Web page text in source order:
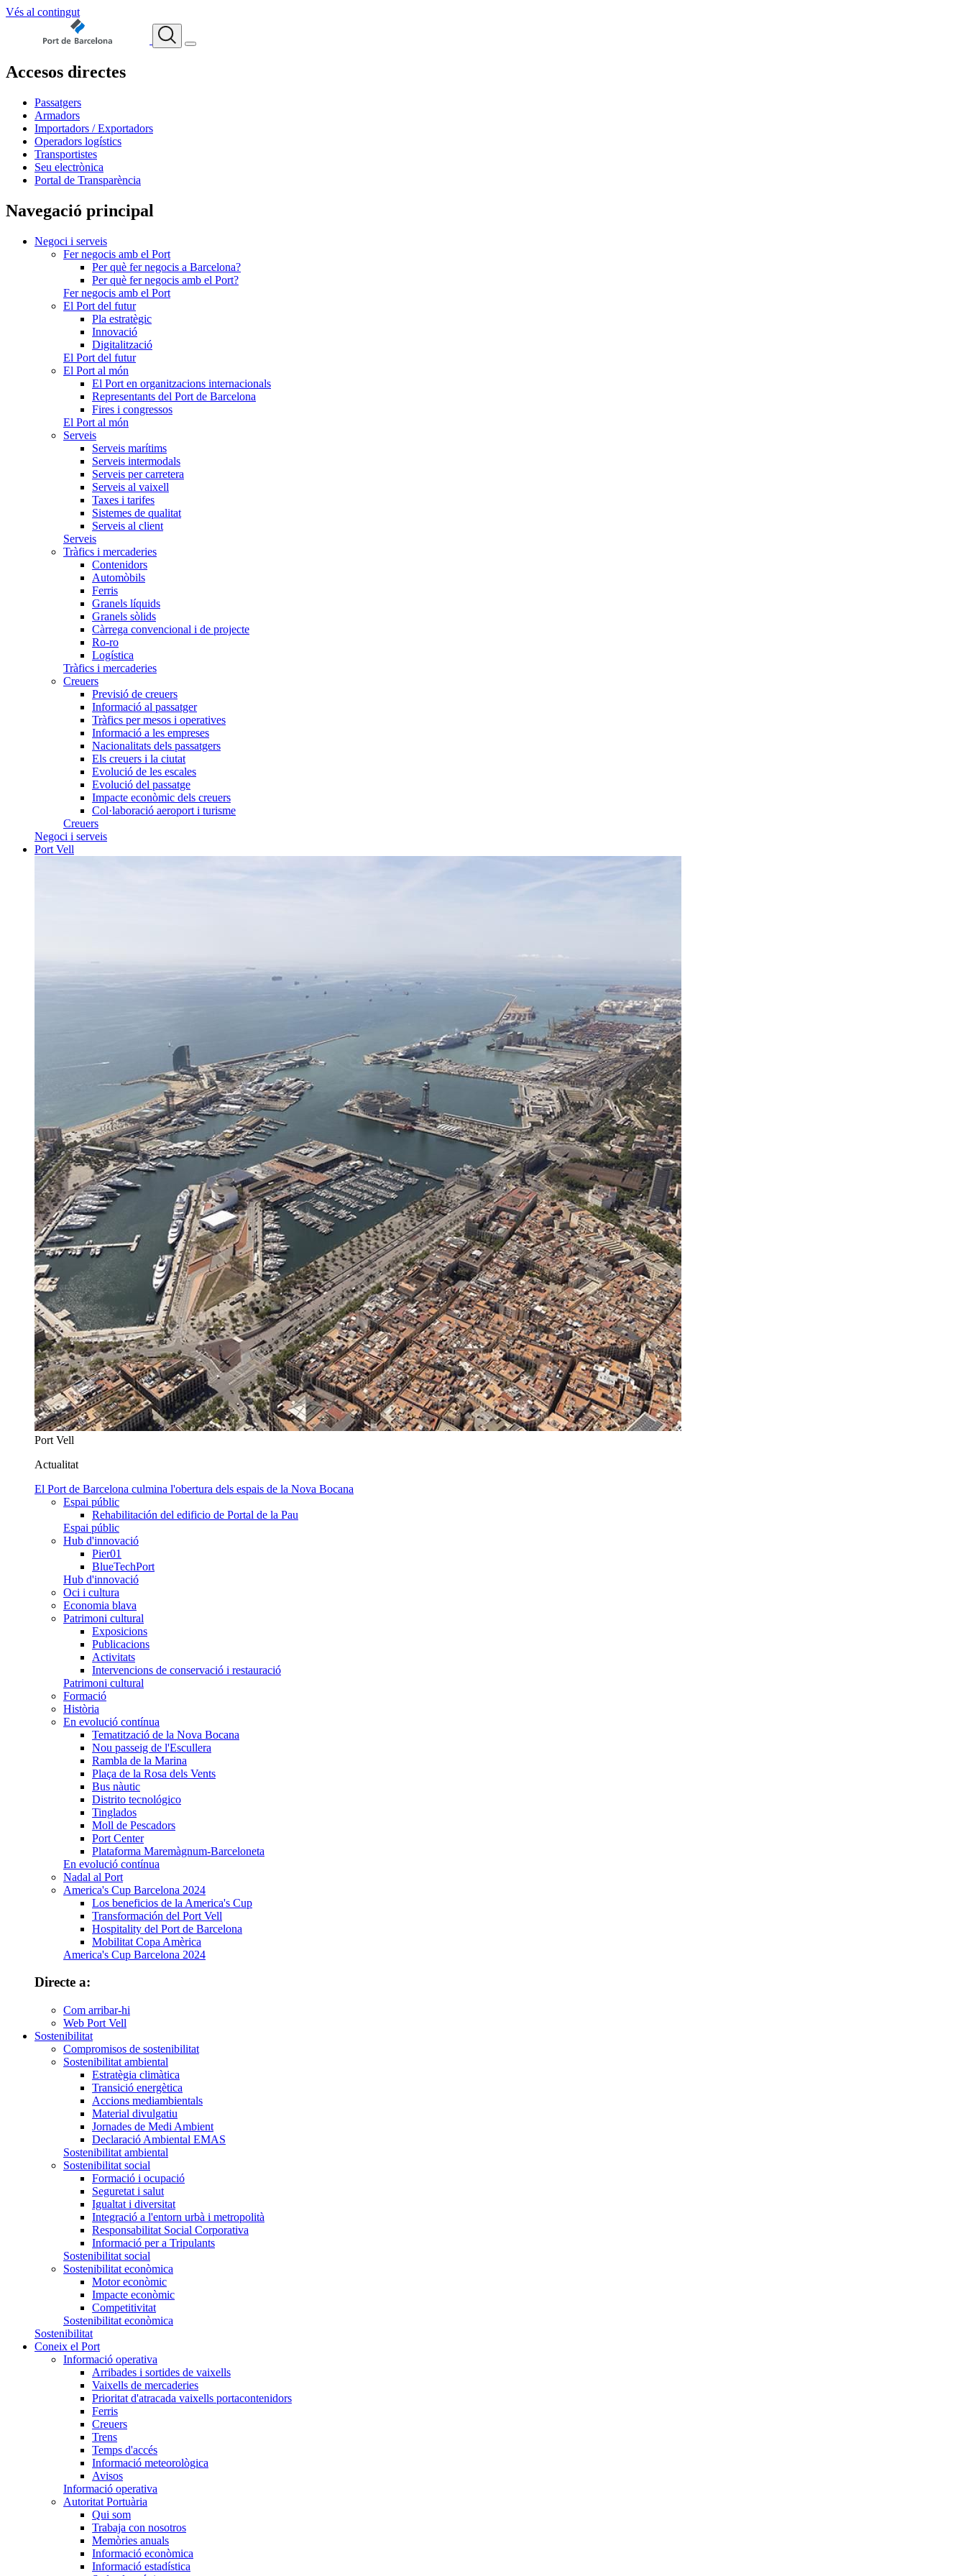
Vés al contingut
Accesos directes
Passatgers
Armadors
Importadors / Exportadors
Operadors logístics
Transportistes
Seu electrònica
Portal de Transparència
Navegació principal
Negoci i serveis
Fer negocis amb el Port
Per què fer negocis a Barcelona?
Per què fer negocis amb el Port?
Fer negocis amb el Port
El Port del futur
Pla estratègic
Innovació
Digitalització
El Port del futur
El Port al món
El Port en organitzacions internacionals
Representants del Port de Barcelona
Fires i congressos
El Port al món
Serveis
Serveis marítims
Serveis intermodals
Serveis per carretera
Serveis al vaixell
Taxes i tarifes
Sistemes de qualitat
Serveis al client
Serveis
Tràfics i mercaderies
Contenidors
Automòbils
Ferris
Granels líquids
Granels sòlids
Càrrega convencional i de projecte
Ro-ro
Logística
Tràfics i mercaderies
Creuers
Previsió de creuers
Informació al passatger
Tràfics per mesos i operatives
Informació a les empreses
Nacionalitats dels passatgers
Els creuers i la ciutat
Evolució de les escales
Evolució del passatge
Impacte econòmic dels creuers
Col·laboració aeroport i turisme
Creuers
Negoci i serveis
Port Vell
Port Vell
Actualitat
El Port de Barcelona culmina l'obertura dels espais de la Nova Bocana
Espai públic
Rehabilitación del edificio de Portal de la Pau
Espai públic
Hub d'innovació
Pier01
BlueTechPort
Hub d'innovació
Oci i cultura
Economia blava
Patrimoni cultural
Exposicions
Publicacions
Activitats
Intervencions de conservació i restauració
Patrimoni cultural
Formació
Història
En evolució contínua
Tematització de la Nova Bocana
Nou passeig de l'Escullera
Rambla de la Marina
Plaça de la Rosa dels Vents
Bus nàutic
Distrito tecnológico
Tinglados
Moll de Pescadors
Port Center
Plataforma Maremàgnum-Barceloneta
En evolució contínua
Nadal al Port
America's Cup Barcelona 2024
Los beneficios de la America's Cup
Transformación del Port Vell
Hospitality del Port de Barcelona
Mobilitat Copa Amèrica
America's Cup Barcelona 2024
Directe a:
Com arribar-hi
Web Port Vell
Sostenibilitat
Compromisos de sostenibilitat
Sostenibilitat ambiental
Estratègia climàtica
Transició energètica
Accions mediambientals
Material divulgatiu
Jornades de Medi Ambient
Declaració Ambiental EMAS
Sostenibilitat ambiental
Sostenibilitat social
Formació i ocupació
Seguretat i salut
Igualtat i diversitat
Integració a l'entorn urbà i metropolità
Responsabilitat Social Corporativa
Informació per a Tripulants
Sostenibilitat social
Sostenibilitat econòmica
Motor econòmic
Impacte econòmic
Competitivitat
Sostenibilitat econòmica
Sostenibilitat
Coneix el Port
Informació operativa
Arribades i sortides de vaixells
Vaixells de mercaderies
Prioritat d'atracada vaixells portacontenidors
Ferris
Creuers
Trens
Temps d'accés
Informació meteorològica
Avisos
Informació operativa
Autoritat Portuària
Qui som
Trabaja con nosotros
Memòries anuals
Informació econòmica
Informació estadística